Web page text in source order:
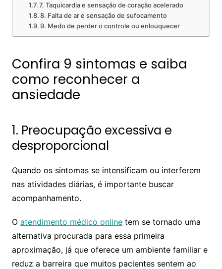
7. Taquicardia e sensação de coração acelerado
8. Falta de ar e sensação de sufocamento
9. Medo de perder o controle ou enlouquecer
Confira 9 sintomas e saiba
como reconhecer a
ansiedade
1. Preocupação excessiva e
desproporcional
Quando os sintomas se intensificam ou interferem
nas atividades diárias, é importante buscar
acompanhamento.
O atendimento médico onlinetem se tornado uma
alternativa procurada para essa primeira
aproximação, já que oferece um ambiente familiar e
reduz a barreira que muitos pacientes sentem ao